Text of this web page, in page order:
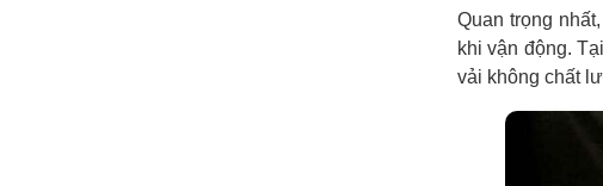
Quan trọng
khi vận động.
vải không chất